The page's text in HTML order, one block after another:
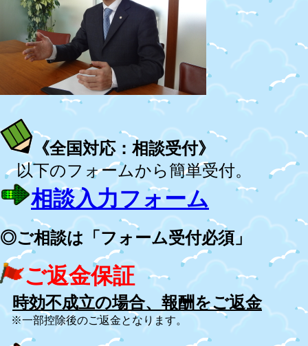
《全国対応：相談受付》
以下のフォームから簡単受付。
相談入力フォーム
◎ご相談は「フォーム受付必須」
ご返金保証
時効不成立の場合、報酬をご返金
※一部控除後のご返金となります。